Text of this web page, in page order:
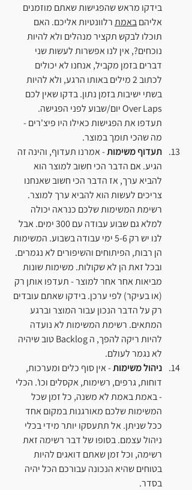
בידקו מראש שהפגישות שאתם מוזמנים
אליהם באמת רלוונטיות אליכם. האם
תוכלו לבקש תקציר מנהלים ולא להיות
נוכחים?, אין לנו אפשרות לעשות שני
דברים בזמן מקביל, אנחנו לא יכולים
לכתוב 2 מילים באותו הרגע, ולא להיות
בשתי ישיבות בזמן נתון. בדקו שאין לכם
Over Laps יום/שבוע לפני הפגישה.
תעדפו את הפגישות כאילו היו פיצ'רים -
מה שהכי תומך במוצר.
תעדוף משימות - אמרנו תעדוף, והינה זה
הגיע. אם הדבר הכי חשוב למוצר הוא
להביא ערך, אז הדבר הכי חשוב שאנחנו
צריכים לעשות הוא להביא ערך למוצר.
רשימת המשימות שלכם כנראה יכולה
למלא גם שבוע עבודה עם 300 ימים. אבל
לנו יש רק 5-6 ימי עבודה בשבוע. המשימות
הן רבות, הפיתוחים והשיפורים לא נגמרים.
ובכל זאת הן לא שקולות. משימות שונות
מביאות אחר אחר למוצר - תעדפו אותן רק
(או בעיקר) לפי ערכן. בידקו שאתם עובדים
רק על הדבר הנכון עבור המוצר וברגע
המתאים. רשימת המשימות לא נועדה
להיות ריקה להפך, ה Backlog טוב שיהיה
לא נגמר לעולם.
ניהול משימות - אין סוף כלים ומערכות,
דוחות, גרפים, רשימות, אקסלים וכו'. הכלי
- באמת באמת לא משנה, כל זמן שכל
המשימות שלכם מאורגנות במקום אחד
ככל שניתן. אל תתעסקו יותר מידי בכלי
ניהול עצמם. בסופו של דבר רשימה זאת
רשימה, וכל זמן שאתם דואגים להיות
בטוחים שהיא הנכונה עבורכם הכל יהיה
בסדר.